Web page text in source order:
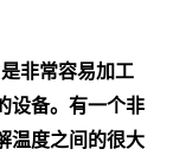
非常容易加工
设备。有一个非
温度之间的很大